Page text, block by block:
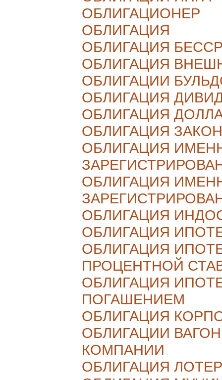
ОБЛИГАЦИОНЕР
ОБЛИГАЦИЯ
ОБЛИГАЦИЯ
ОБЛИГАЦИЯ
ОБЛИГАЦИИ
ОБЛИГАЦИЯ
ОБЛИГАЦИЯ
ОБЛИГАЦИЯ
ОБЛИГАЦИЯ
ОБЛИГАЦИЯ
ОБЛИГАЦИЯ
ОБЛИГАЦИЯ
ОБЛИГАЦИЯ
ПРОЦЕНТНОЙ
ОБЛИГАЦИЯ
ПОГАШЕНИЕМ
ОБЛИГАЦИЯ
ОБЛИГАЦИИ
КОМПАНИИ
ОБЛИГАЦИЯ